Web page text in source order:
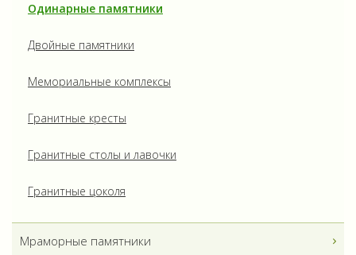
Одинарные памятники
Двойные памятники
Мемориальные комплексы
Гранитные кресты
Гранитные столы и лавочки
Гранитные цоколя
Мраморные памятники